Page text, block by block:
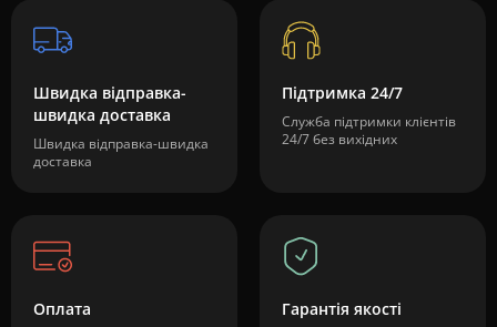
Швидка відправка-
швидка доставка
Швидка відправка-швидка
доставка
Підтримка 24/7
Служба підтримки клієнтів
24/7 без вихідних
Оплата Гарантія якості